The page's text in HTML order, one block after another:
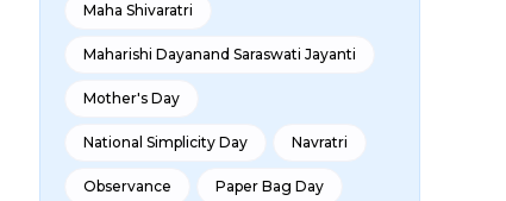
Maha Shivaratri
Maharishi Dayanand Saraswati Jayanti
Mother's Day
National Simplicity Day Navratri
Observance Paper Bag Day